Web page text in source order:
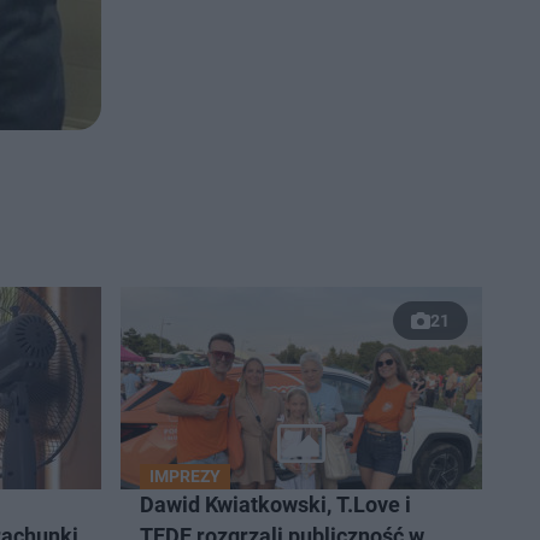
21
IMPREZY
Dawid Kwiatkowski, T.Love i